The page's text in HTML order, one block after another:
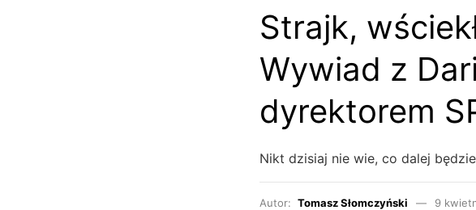
Strajk,
Wywiad z
dyrektorem
Nikt dzisiaj nie wie, co dalej będzie
Autor: Tomasz Słomczyński 9